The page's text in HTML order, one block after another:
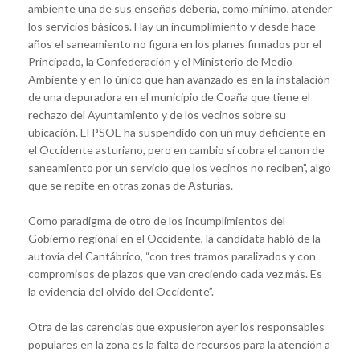
ambiente una de sus enseñas debería, como mínimo, atender
los servicios básicos. Hay un incumplimiento y desde hace
años el saneamiento no figura en los planes firmados por el
Principado, la Confederación y el Ministerio de Medio
Ambiente y en lo único que han avanzado es en la instalación
de una depuradora en el municipio de Coaña que tiene el
rechazo del Ayuntamiento y de los vecinos sobre su
ubicación. El PSOE ha suspendido con un muy deficiente en
el Occidente asturiano, pero en cambio sí cobra el canon de
saneamiento por un servicio que los vecinos no reciben”, algo
que se repite en otras zonas de Asturias.
Como paradigma de otro de los incumplimientos del
Gobierno regional en el Occidente, la candidata habló de la
autovía del Cantábrico, “con tres tramos paralizados y con
compromisos de plazos que van creciendo cada vez más. Es
la evidencia del olvido del Occidente”.
Otra de las carencias que expusieron ayer los responsables
populares en la zona es la falta de recursos para la atención a